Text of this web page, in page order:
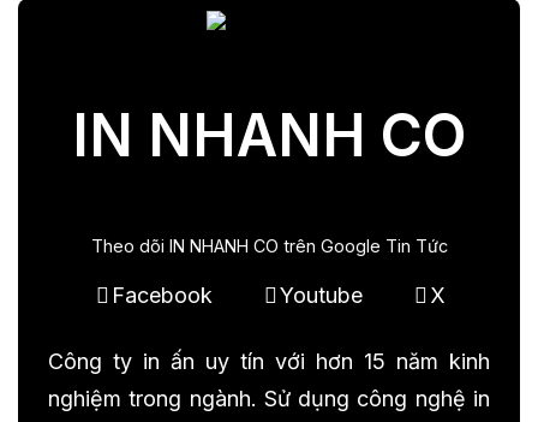
IN NHANH CO
Theo dõi IN NHANH CO trên Google Tin Tức
Facebook Youtube X
Công ty in ấn uy tín với hơn 15 năm kinh
nghiệm trong ngành. Sử dụng công nghệ in